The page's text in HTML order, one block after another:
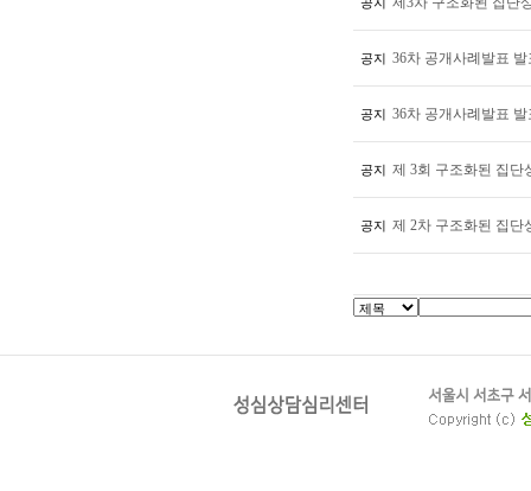
공지 36차 공개사례발표
공지 36차 공개사례발표
공지 제 3회 구조화된 집단
공지 제 2차 구조화된 집단